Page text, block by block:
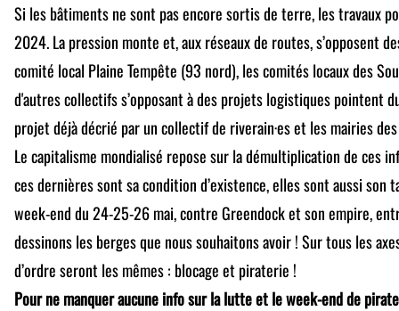
Si les bâtiments ne sont pas encore sortis de terre, les travaux
2024. La pression monte et, aux réseaux de routes, s’opposent
comité local Plaine Tempête (93 nord), les comités locaux des
d'autres collectifs s’opposant à des projets logistiques pointent
projet déjà décrié par un collectif de riverain·es et les mairies
Le capitalisme mondialisé repose sur la démultiplication de ces
ces dernières sont sa condition d’existence, elles sont aussi son
week-end du 24-25-26 mai, contre Greendock et son empire,
dessinons les berges que nous souhaitons avoir ! Sur tous les
d’ordre seront les mêmes : blocage et piraterie !
Pour ne manquer aucune info sur la lutte et le week-end de